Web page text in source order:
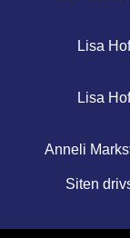
Lisa
Lisa
Anneli
Siten